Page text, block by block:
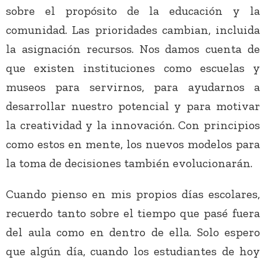
sobre el propósito de la educación y la
comunidad. Las prioridades cambian, incluida
la asignación recursos. Nos damos cuenta de
que existen instituciones como escuelas y
museos para servirnos, para ayudarnos a
desarrollar nuestro potencial y para motivar
la creatividad y la innovación. Con principios
como estos en mente, los nuevos modelos para
la toma de decisiones también evolucionarán.
Cuando pienso en mis propios días escolares,
recuerdo tanto sobre el tiempo que pasé fuera
del aula como en dentro de ella. Solo espero
que algún día, cuando los estudiantes de hoy